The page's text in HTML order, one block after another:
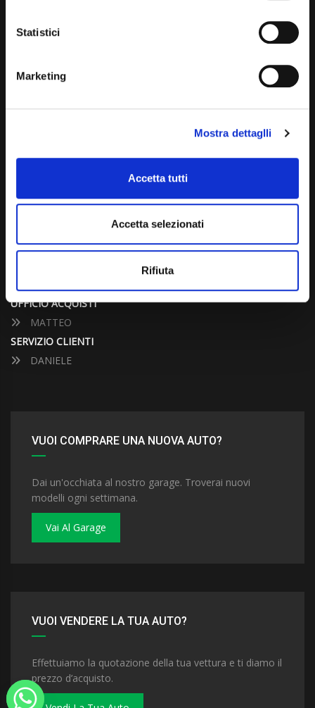
tutti” o selezionando le diverse categorie di cookies
Statistici
Marketing
Mostra dettaglli
Accetta tutti
Accetta selezionati
Rifiuta
Via Giuditta Pasta 2, Como (CO) 22100
info@carspecialist.eu
Dal Lunedì al Venerdì: 09:00 - 12:30 | 14:00 - 19:00
Domenica: chiuso
CONTATTA UN CONSULENTE
UFFICIO VENDITE
UFFICIO ACQUISTI
MATTEO
SERVIZIO CLIENTI
DANIELE
VUOI COMPRARE UNA NUOVA AUTO?
Dai un'occhiata al nostro garage. Troverai nuovi
modelli ogni settimana.
Vai Al Garage
VUOI VENDERE LA TUA AUTO?
Effettuiamo la quotazione della tua vettura e ti diamo il
prezzo d’acquisto.